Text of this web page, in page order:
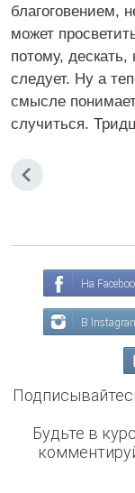
благоговением,
может
потому, дескать,
следует. Ну а
смысле
случиться.
На
В
Будьте в